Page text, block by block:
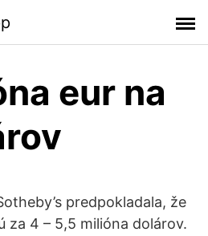
eur na
predpokladala, že
za 4 – 5,5 milióna dolárov.